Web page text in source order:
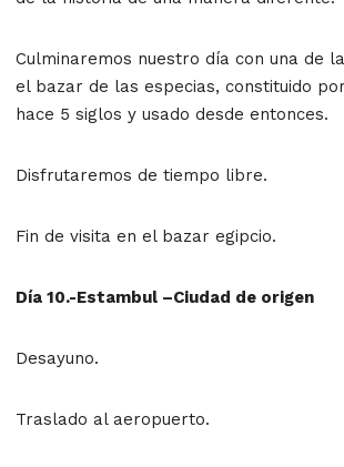
Culminaremos nuestro día con una de
el bazar de las especias, constituido
hace 5 siglos y usado desde entonces.
Disfrutaremos de tiempo libre.
Fin de visita en el bazar egipcio.
Día 10.-Estambul –Ciudad de origen
Desayuno.
Traslado al aeropuerto.